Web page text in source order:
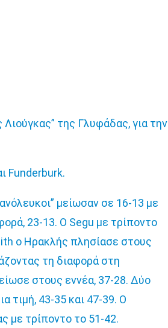
της Γλυφάδας, για την
Funderburk.
μείωσαν σε 16-13 με
23-13. Ο Segu με τρίποντο
ο Ηρακλής πλησίασε στους
τη διαφορά στη
στους εννέα, 37-28. Δύο
τιμή, 43-35 και 47-39. Ο
με τρίποντο το 51-42.